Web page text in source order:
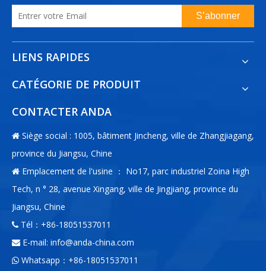
S’abonner
LIENS RAPIDES
CATÉGORIE DE PRODUIT
CONTACTER ANDA
 Siège social : 1005, bâtiment Jincheng, ville de Zhangjiagang,
province du Jiangsu, Chine
 Emplacement de l'usine ： No17, parc industriel Zoina High
Tech, n ° 28, avenue Xingang, ville de Jingjiang, province du
Jiangsu, Chine
 Tél：+86-18051537011
 E-mail: info@anda-china.com
 Whatsapp：+86-18051537011